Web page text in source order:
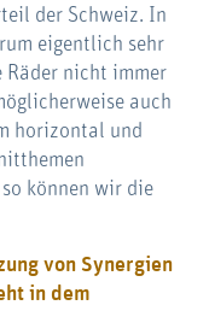
der Schweiz. In
eigentlich sehr
nicht immer
auch
horizontal und
können wir die
von Synergien
in dem